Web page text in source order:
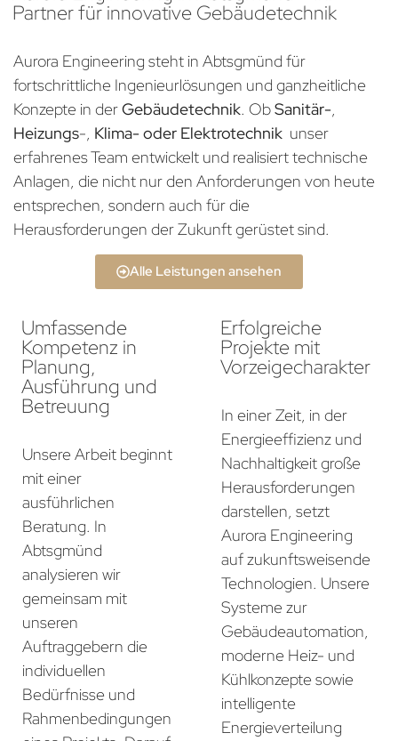
Partner für innovative Gebäudetechnik
Aurora Engineering steht in Abtsgmünd für
fortschrittliche Ingenieurlösungen und ganzheitliche
Konzepte in derGebäudetechnik. ObSanitär-,
Heizungs-, Klima- oder Elektrotechnik unser
erfahrenes Team entwickelt und realisiert technische
Anlagen, die nicht nur den Anforderungen von heute
entsprechen, sondern auch für die
Herausforderungen der Zukunft gerüstet sind.
Alle Leistungen ansehen
Umfassende
Kompetenz in
Planung,
Ausführung und
Betreuung
Unsere Arbeit beginnt
mit einer
ausführlichen
Beratung. In
Abtsgmünd
analysieren wir
gemeinsam mit
unseren
Auftraggebern die
individuellen
Bedürfnisse und
Rahmenbedingungen
Erfolgreiche
Projekte mit
Vorzeigecharakter
In einer Zeit, in der
Energieeffizienz und
Nachhaltigkeit große
Herausforderungen
darstellen, setzt
Aurora Engineering
auf zukunftsweisende
Technologien. Unsere
Systeme zur
Gebäudeautomation,
moderne Heiz- und
Kühlkonzepte sowie
intelligente
Energieverteilung